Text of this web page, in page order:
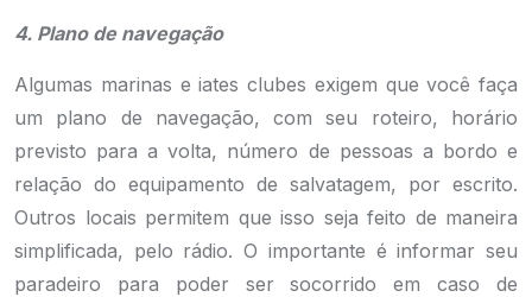
4. Plano de navegação
Algumas marinas e iates clubes exigem que você faça
um plano de navegação, com seu roteiro, horário
previsto para a volta, número de pessoas a bordo e
relação do equipamento de salvatagem, por escrito.
Outros locais permitem que isso seja feito de maneira
simplificada, pelo rádio. O importante é informar seu
paradeiro para poder ser socorrido em caso de